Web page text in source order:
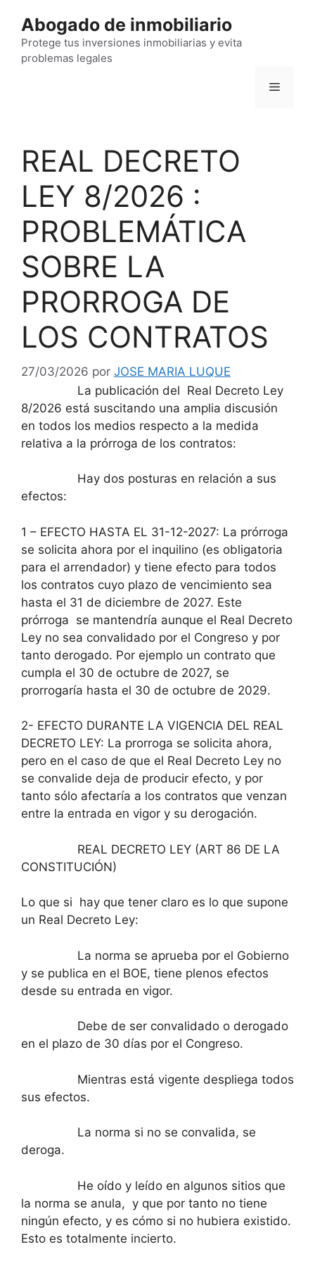
contenido
Abogado de inmobiliario
Protege tus inversiones inmobiliarias y evita
problemas legales
Menú
REAL DECRETO
LEY 8/2026 :
PROBLEMÁTICA
SOBRE LA
PRORROGA DE
LOS CONTRATOS
27/03/2026 por JOSE MARIA LUQUE
La publicación del Real Decreto Ley
8/2026 está suscitando una amplia discusión
en todos los medios respecto a la medida
relativa a la prórroga de los contratos:
Hay dos posturas en relación a sus
efectos:
1 – EFECTO HASTA EL 31-12-2027: La prórroga
se solicita ahora por el inquilino (es obligatoria
para el arrendador) y tiene efecto para todos
los contratos cuyo plazo de vencimiento sea
hasta el 31 de diciembre de 2027. Este
prórroga se mantendría aunque el Real Decreto
Ley no sea convalidado por el Congreso y por
tanto derogado. Por ejemplo un contrato que
cumpla el 30 de octubre de 2027, se
prorrogaría hasta el 30 de octubre de 2029.
2- EFECTO DURANTE LA VIGENCIA DEL REAL
DECRETO LEY: La prorroga se solicita ahora,
pero en el caso de que el Real Decreto Ley no
se convalide deja de producir efecto, y por
tanto sólo afectaría a los contratos que venzan
entre la entrada en vigor y su derogación.
REAL DECRETO LEY (ART 86 DE LA
CONSTITUCIÓN)
Lo que si hay que tener claro es lo que supone
un Real Decreto Ley:
La norma se aprueba por el Gobierno
y se publica en el BOE, tiene plenos efectos
desde su entrada en vigor.
Debe de ser convalidado o derogado
en el plazo de 30 días por el Congreso.
Mientras está vigente despliega todos
sus efectos.
La norma si no se convalida, se
deroga.
He oído y leído en algunos sitios que
la norma se anula, y que por tanto no tiene
ningún efecto, y es cómo si no hubiera existido.
Esto es totalmente incierto.